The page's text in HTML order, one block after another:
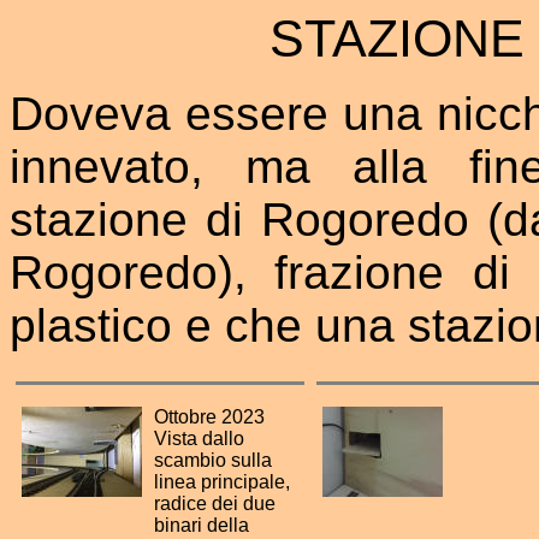
Doveva essere una
innevato, ma alla
stazione di Rogoredo
Rogoredo), frazione
plastico e che una
Ottobre 2023
Vista dallo
scambio sulla
linea principale,
radice dei due
binari della